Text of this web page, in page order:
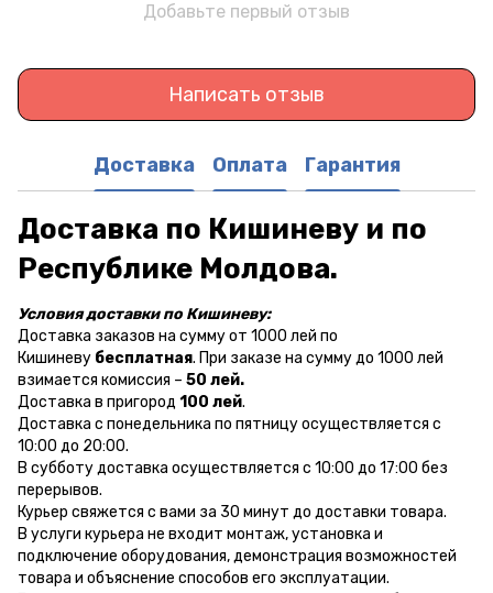
Добавьте первый отзыв
Написать отзыв
Доставка Оплата Гарантия
Доставка по Кишиневу и по
Республике Молдова.
Условия доставки по Кишиневу:
Доставка заказов на сумму от 1000 лей по
Кишиневу бесплатная. При заказе на сумму до 1000 лей
взимается комиссия – 50 лей.
Доставка в пригород 100 лей.
Доставка с понедельника по пятницу осуществляется с
10:00 до 20:00.
В субботу доставка осуществляется с 10:00 до 17:00 без
перерывов.
Курьер свяжется с вами за 30 минут до доставки товара.
В услуги курьера не входит монтаж, установка и
подключение оборудования, демонстрация возможностей
товара и объяснение способов его эксплуатации.